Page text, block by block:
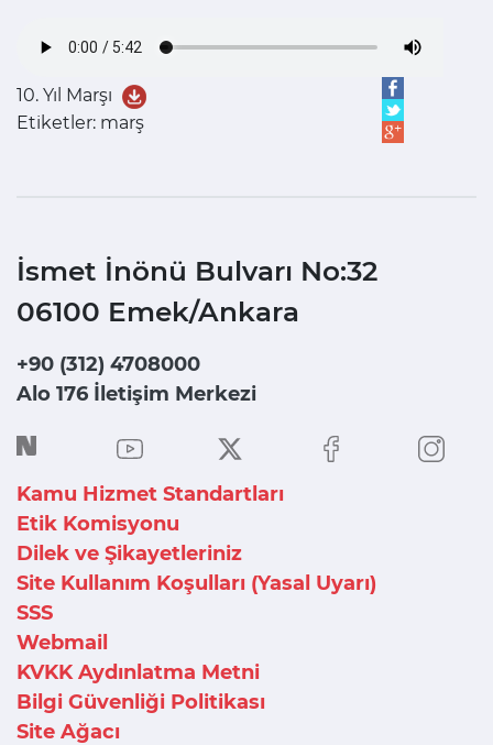
10. Yıl Marşı
Etiketler: marş
İsmet İnönü Bulvarı No:32
06100 Emek/Ankara
+90 (312) 4708000
Alo 176 İletişim Merkezi
Kamu Hizmet Standartları
Etik Komisyonu
Dilek ve Şikayetleriniz
Site Kullanım Koşulları (Yasal Uyarı)
SSS
Webmail
KVKK Aydınlatma Metni
Bilgi Güvenliği Politikası
Site Ağacı